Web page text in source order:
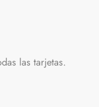
las tarjetas.